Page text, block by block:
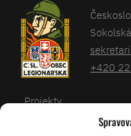
+420
Projekty